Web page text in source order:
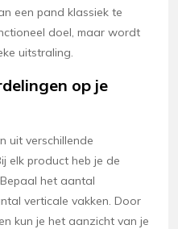
een pand klassiek te
doel, maar wordt
uitstraling.
op je
uit verschillende
elk product heb je de
het aantal
verticale vakken. Door
kun je het aanzicht van je